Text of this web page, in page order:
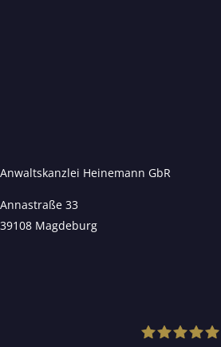
Anwaltskanzlei Heinemann GbR
Annastraße 33
39108 Magdeburg
SEHR GUT